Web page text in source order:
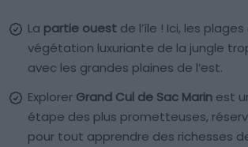
La partie ouest de l’île ! Ici, les
végétation luxuriante de la jungle
avec les grandes plaines de l’est.
Explorer Grand Cul de Sac Marin est
étape des plus prometteuses,
pour tout apprendre des richesses